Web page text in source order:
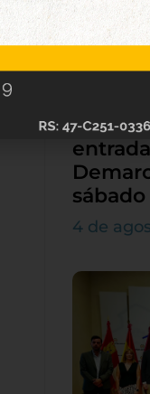
sábado
4 de